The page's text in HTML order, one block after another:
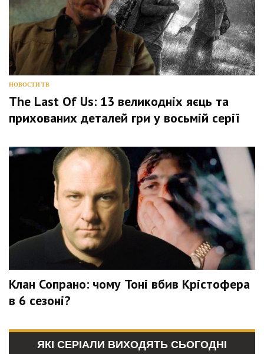
НОВОСТИ ТВ
The Last Of Us: 13 великодніх яєць та
прихованих деталей гри у восьмій серії
Клан Сопрано: чому Тоні вбив Крістофера
в 6 сезоні?
ЯКІ СЕРІАЛИ ВИХОДЯТЬ СЬОГОДНІ